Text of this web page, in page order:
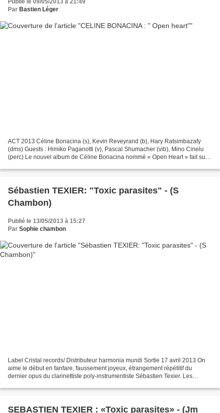
Publié le 09/05/2013 à 21:49
Par Bastien Léger
ACT 2013 Céline Bonacina (s), Kevin Reveyrand (b), Hary Ratsimbazafy
(dms) Guests : Himiko Paganotti (v), Pascal Shumacher (vib), Mino Cinelu
(perc) Le nouvel album de Céline Bonacina nommé « Open Heart » fait suite
Sébastien TEXIER: "Toxic parasites" - (S
Chambon)
Publié le 13/05/2013 à 15:27
Par Sophie chambon
Label Cristal records/ Distributeur harmonia mundi Sortie 17 avril 2013 On
aime le début en fanfare, faussement joyeux, étrangement répétitif du
dernier opus du clarinettiste poly-instrumentiste Sébastien Texier. Les
SEBASTIEN TEXIER : «Toxic parasites» - (Jm